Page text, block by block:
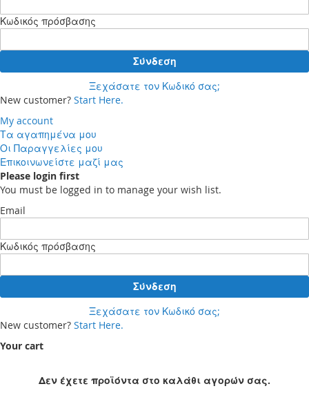
Κωδικός πρόσβασης
Σύνδεση
Ξεχάσατε τον Κωδικό σας;
New customer? Start Here.
My account
Τα αγαπημένα μου
Οι Παραγγελίες μου
Επικοινωνείστε μαζί μας
Please login first
You must be logged in to manage your wish list.
Email
Κωδικός πρόσβασης
Σύνδεση
Ξεχάσατε τον Κωδικό σας;
New customer? Start Here.
Your cart
Δεν έχετε προϊόντα στο καλάθι αγορών σας.